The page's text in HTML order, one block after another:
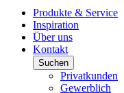
Produkte & Service
Inspiration
Über uns
Kontakt
Suchen
Privatkunden
Gewerblich